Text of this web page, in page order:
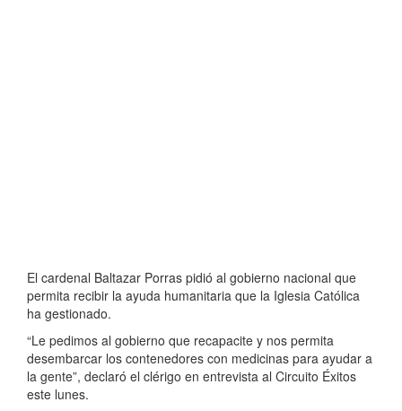
El cardenal Baltazar Porras pidió al gobierno nacional que
permita recibir la ayuda humanitaria que la Iglesia Católica
ha gestionado.
“Le pedimos al gobierno que recapacite y nos permita
desembarcar los contenedores con medicinas para ayudar a
la gente”, declaró el clérigo en entrevista al Circuito Éxitos
este lunes.